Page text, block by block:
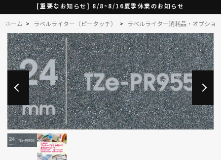
[重要なお知らせ] 8/8~8/16夏季休業のお知らせ
ホーム > ラベルライター（ピータッチ） > ラベルライター消耗品・オプショ